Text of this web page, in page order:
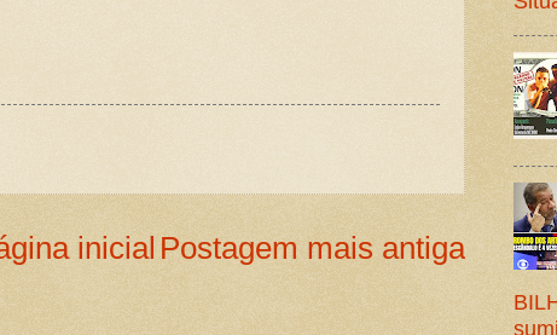
Postagem mais antiga
inicial